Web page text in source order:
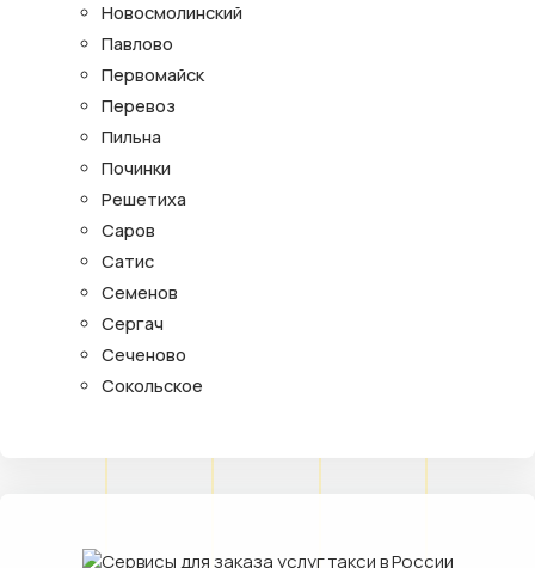
Новосмолинский
Павлово
Первомайск
Перевоз
Пильна
Починки
Решетиха
Саров
Сатис
Семенов
Сергач
Сеченово
Сокольское